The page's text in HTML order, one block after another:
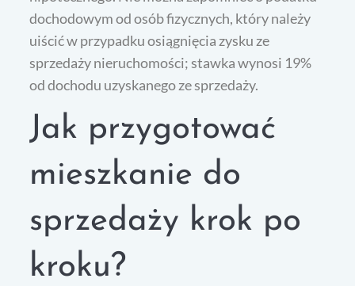
dochodowym od osób fizycznych, który należy
uiścić w przypadku osiągnięcia zysku ze
sprzedaży nieruchomości; stawka wynosi 19%
od dochodu uzyskanego ze sprzedaży.
Jak przygotować
mieszkanie do
sprzedaży krok po
kroku?